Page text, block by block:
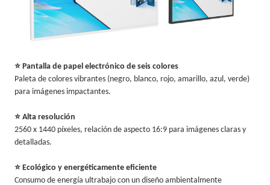
⭐ Pantalla de papel electrónico de seis colores
Paleta de colores vibrantes (negro, blanco, rojo, amarillo, azul, verde)
para imágenes impactantes.
⭐ Alta resolución
2560 x 1440 píxeles, relación de aspecto 16:9 para imágenes claras y
detalladas.
⭐ Ecológico y energéticamente eficiente
Consumo de energía ultrabajo con un diseño ambientalmente